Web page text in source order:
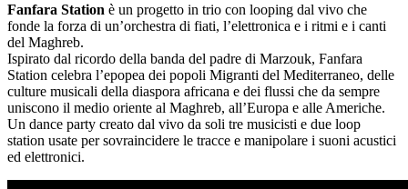
Fanfara Station è un progetto in trio con looping dal vivo che
fonde la forza di un’orchestra di fiati, l’elettronica e i ritmi e i canti
del Maghreb.
Ispirato dal ricordo della banda del padre di Marzouk, Fanfara
Station celebra l’epopea dei popoli Migranti del Mediterraneo, delle
culture musicali della diaspora africana e dei flussi che da sempre
uniscono il medio oriente al Maghreb, all’Europa e alle Americhe.
Un dance party creato dal vivo da soli tre musicisti e due loop
station usate per sovraincidere le tracce e manipolare i suoni acustici
ed elettronici.